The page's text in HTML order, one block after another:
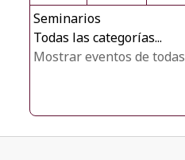
Seminarios
Todas las categorías...
Mostrar eventos de